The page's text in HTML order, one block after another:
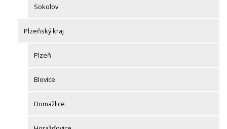
Sokolov
Plzeňský kraj
Plzeň
Blovice
Domažlice